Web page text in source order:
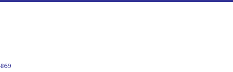
869